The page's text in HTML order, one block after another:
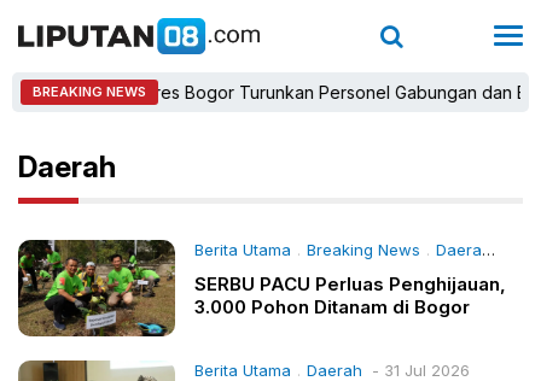
BREAKING NEWS
Kapolres Bogor Turunkan Personel Gabungan dan Brimob,
Daerah
Berita Utama . Breaking News . Daerah
SERBU PACU Perluas Penghijauan,
3.000 Pohon Ditanam di Bogor
Berita Utama . Daerah - 31 Jul 2026